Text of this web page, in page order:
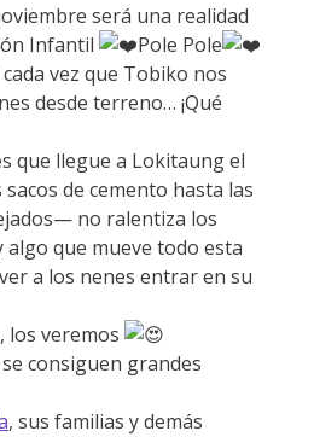
será una realidad
Infantil
Pole Pole
cada vez que Tobiko nos
desde terreno… ¡Qué
que llegue a Lokitaung el
de cemento hasta las
no ralentiza los
que mueve todo esta
a los nenes entrar en su
los veremos
consiguen grandes
, sus familias y demás